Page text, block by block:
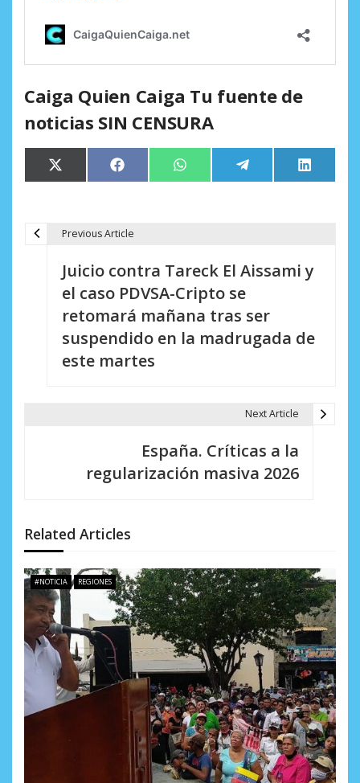
Caiga Quien Caiga Tu fuente de
noticias SIN CENSURA
Compartir
en
X
(Twitter)
Compartir
en
Facebook Compartir
en
WhatsApp Compartir
en
Telegram
en
LinkedIn
d
e
e
n
t
a
Previous Article
Juicio contra Tareck El Aissami y
el caso PDVSA-Cripto se
retomará mañana tras ser
suspendido en la madrugada de
este martes
Next Article
España. Críticas a la
regularización masiva 2026
Related Articles
#NOTICIA REGIONES